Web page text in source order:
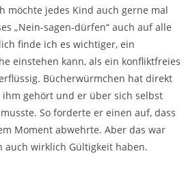
möchte jedes Kind auch gerne mal
„Nein-sagen-dürfen“ auch auf alle
finde ich es wichtiger, ein
einstehen kann, als ein konfliktfreies
Bücherwürmchen hat direkt
ihm gehört und er über sich selbst
So forderte er einen auf, dass
Moment abwehrte. Aber das war
auch wirklich Gültigkeit haben.